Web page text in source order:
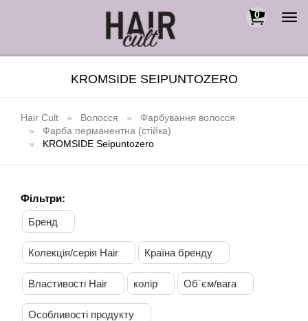
0
KROMSIDE SEIPUNTOZERO
Hair Cult Волосся
Фарбування волосся
Фарба перманентна (стійка)
KROMSIDE Seipuntozero
Фільтри:
Бренд
Колекція/серія Hair Країна бренду
Властивості Hair колір Об`єм/вага
Особливості продукту